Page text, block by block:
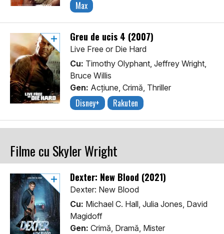
Max
Greu de ucis 4 (2007)
Live Free or Die Hard
Cu: Timothy Olyphant, Jeffrey Wright,
Bruce Willis
Gen: Acţiune, Crimă, Thriller
Disney+ Rakuten
Filme cu Skyler Wright
Dexter: New Blood (2021)
Dexter: New Blood
Cu: Michael C. Hall, Julia Jones, David
Magidoff
Gen: Crimă, Dramă, Mister